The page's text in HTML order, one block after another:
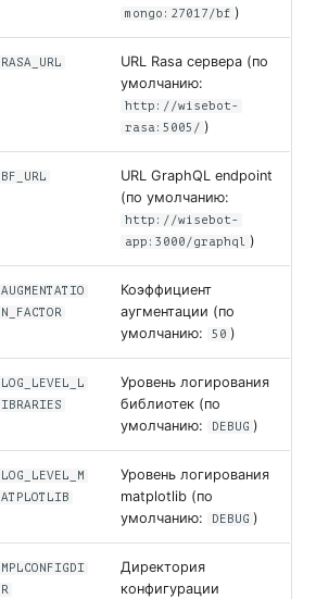
mongo:27017/bf )
RASA_URL
URL Rasa сервера (по
умолчанию:
http://wisebot-
rasa:5005/ )
BF_URL
URL GraphQL endpoint
(по умолчанию:
http://wisebot-
app:3000/graphql )
AUGMENTATIO
N_FACTOR
Коэффициент
аугментации (по
умолчанию:
50 )
LOG_LEVEL_L
IBRARIES
Уровень логирования
библиотек (по
умолчанию:
DEBUG )
LOG_LEVEL_M
ATPLOTLIB
Уровень логирования
matplotlib (по
умолчанию:
DEBUG )
MPLCONFIGDI
R
Директория
конфигурации